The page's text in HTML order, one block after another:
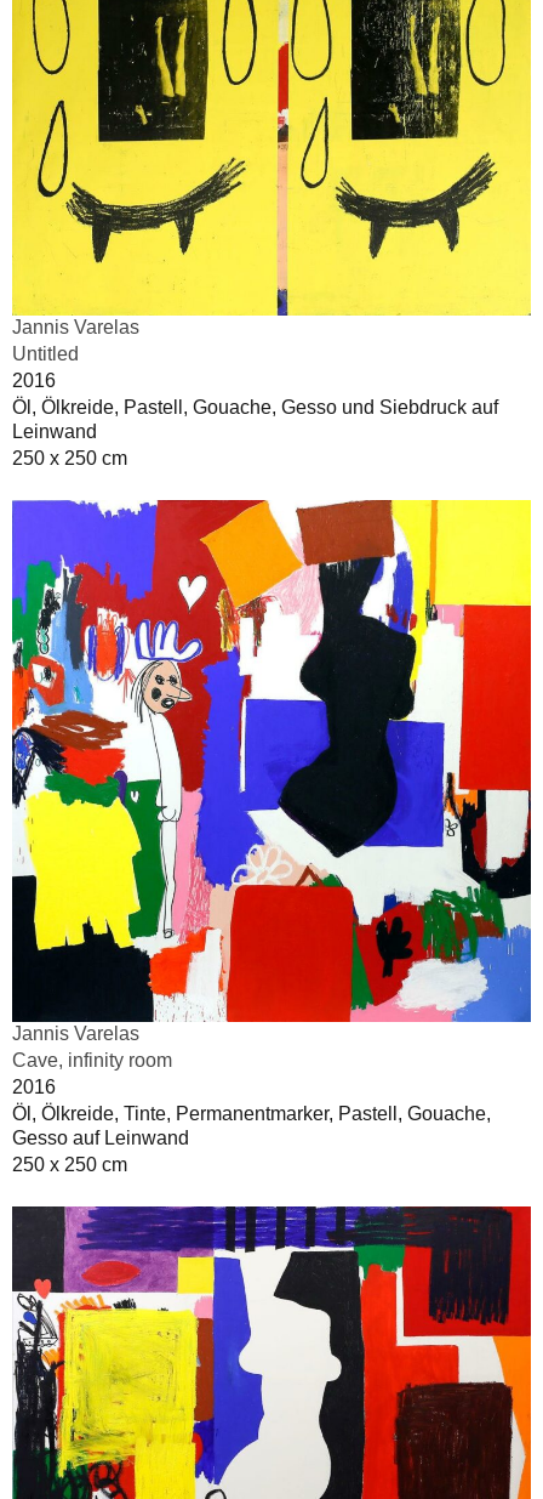
Jannis Varelas
Untitled
2016
Öl, Ölkreide, Pastell, Gouache, Gesso und Siebdruck auf
Leinwand
250 x 250 cm
Jannis Varelas
Cave, infinity room
2016
Öl, Ölkreide, Tinte, Permanentmarker, Pastell, Gouache,
Gesso auf Leinwand
250 x 250 cm